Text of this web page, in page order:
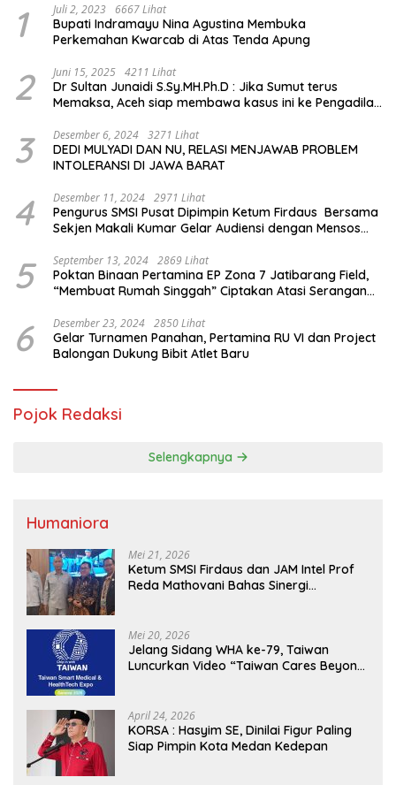
1 Juli 2, 2023 6667 Lihat
Bupati Indramayu Nina Agustina Membuka
Perkemahan Kwarcab di Atas Tenda Apung
2 Juni 15, 2025 4211 Lihat
Dr Sultan Junaidi S.Sy.MH.Ph.D : Jika Sumut terus
Memaksa, Aceh siap membawa kasus ini ke Pengadilan
3 Desember 6, 2024 3271 Lihat
DEDI MULYADI DAN NU, RELASI MENJAWAB PROBLEM
INTOLERANSI DI JAWA BARAT
4 Desember 11, 2024 2971 Lihat
Pengurus SMSI Pusat Dipimpin Ketum Firdaus Bersama
Sekjen Makali Kumar Gelar Audiensi dengan Mensos
5 September 13, 2024 2869 Lihat
Poktan Binaan Pertamina EP Zona 7 Jatibarang Field,
“Membuat Rumah Singgah” Ciptakan Atasi Serangan
6 Desember 23, 2024 2850 Lihat
Gelar Turnamen Panahan, Pertamina RU VI dan Project
Balongan Dukung Bibit Atlet Baru
Pojok Redaksi
Selengkapnya
Humaniora
Mei 21, 2026
Ketum SMSI Firdaus dan JAM Intel Prof
Reda Mathovani Bahas Sinergi
MBG, Perkuat Pengawasan Program
Pemerintah
Mei 20, 2026
Jelang Sidang WHA ke-79, Taiwan
Luncurkan Video “Taiwan Cares Beyond
April 24, 2026
KORSA : Hasyim SE, Dinilai Figur Paling
Siap Pimpin Kota Medan Kedepan